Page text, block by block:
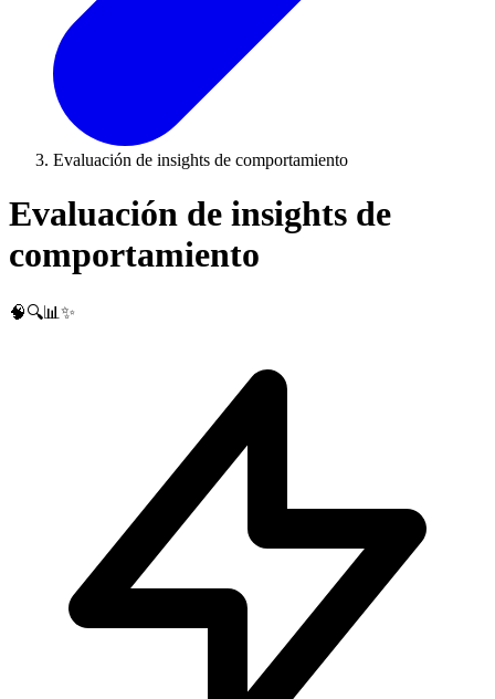
Evaluación de insights de comportamiento
Evaluación de insights de
comportamiento
🧠🔍📊✨